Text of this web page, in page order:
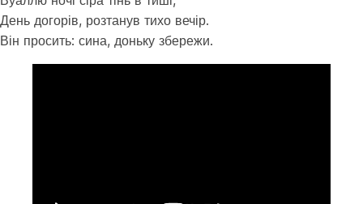
День догорів, розтанув тихо вечір.
Він просить: сина, доньку збережи.